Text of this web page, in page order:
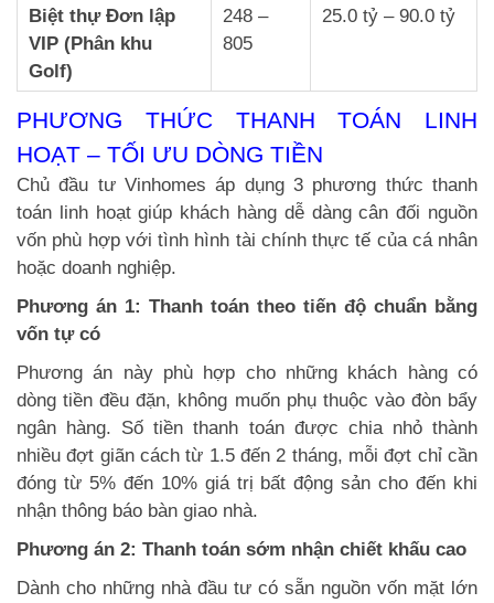
Biệt thự Đơn lập
VIP (Phân khu
Golf)
248 –
805
25.0 tỷ – 90.0 tỷ
PHƯƠNG THỨC THANH TOÁN LINH
HOẠT – TỐI ƯU DÒNG TIỀN
Chủ đầu tư Vinhomes áp dụng 3 phương thức thanh
toán linh hoạt giúp khách hàng dễ dàng cân đối nguồn
vốn phù hợp với tình hình tài chính thực tế của cá nhân
hoặc doanh nghiệp.
Phương án 1: Thanh toán theo tiến độ chuẩn bằng
vốn tự có
Phương án này phù hợp cho những khách hàng có
dòng tiền đều đặn, không muốn phụ thuộc vào đòn bẩy
ngân hàng. Số tiền thanh toán được chia nhỏ thành
nhiều đợt giãn cách từ 1.5 đến 2 tháng, mỗi đợt chỉ cần
đóng từ 5% đến 10% giá trị bất động sản cho đến khi
nhận thông báo bàn giao nhà.
Phương án 2: Thanh toán sớm nhận chiết khấu cao
Dành cho những nhà đầu tư có sẵn nguồn vốn mặt lớn